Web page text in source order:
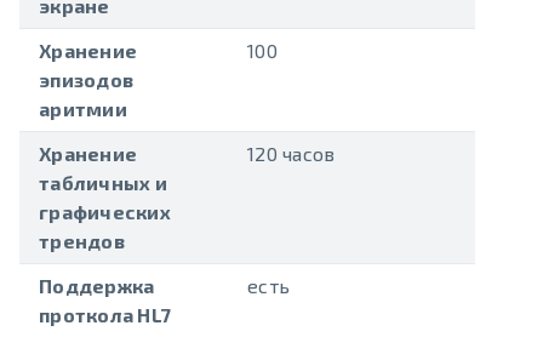
экране
Хранение
эпизодов
аритмии
100
Хранение
табличных и
графических
трендов
120 часов
Поддержка
проткола HL7
есть